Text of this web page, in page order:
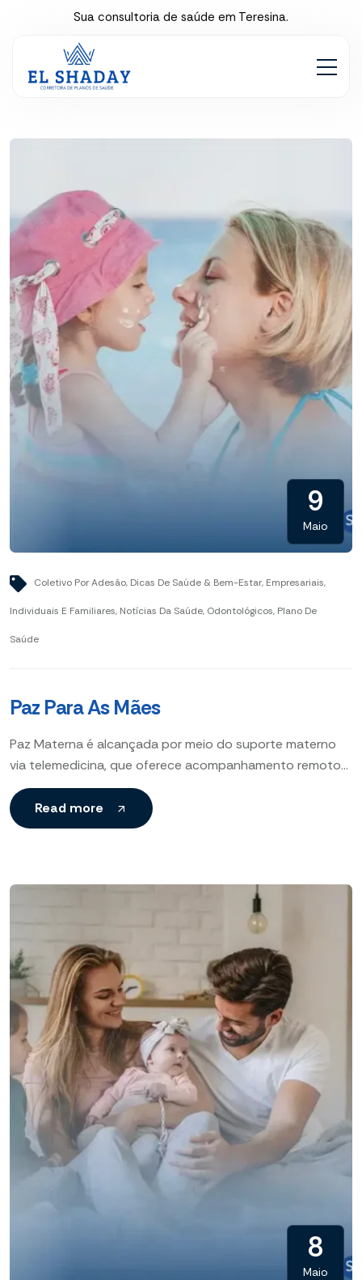
Sua consultoria de saúde em Teresina.
9
Maio
Coletivo Por Adesão, Dicas De Saúde & Bem-Estar, Empresariais,
Individuais E Familiares, Notícias Da Saúde, Odontológicos, Plano De
Saúde
Paz Para As Mães
Paz Materna é alcançada por meio do suporte materno
via telemedicina, que oferece acompanhamento remoto
personalizado para gestantes e mães, garantindo
conforto, segurança e orientação
Read more
8
Maio